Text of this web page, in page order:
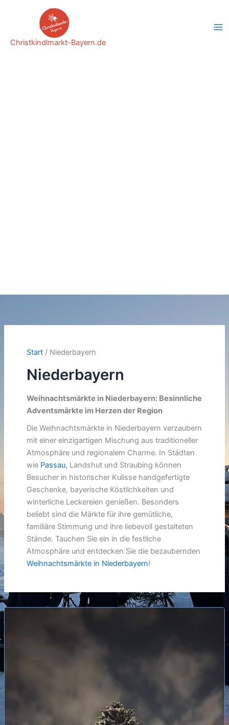
Christkindlmarkt-Bayern.de
Start Niederbayern
Niederbayern
Weihnachtsmärkte in Niederbayern: Besinnliche
Adventsmärkte im Herzen der Region
Die Weihnachtsmärkte in Niederbayern verzaubern
mit einer einzigartigen Mischung aus traditioneller
Atmosphäre und regionalem Charme. In Städten
wie Passau, Landshut und Straubing können
Besucher in historischer Kulisse handgefertigte
Geschenke, bayerische Köstlichkeiten und
winterliche Leckereien genießen. Besonders
beliebt sind die Märkte für ihre gemütliche,
familiäre Stimmung und ihre liebevoll gestalteten
Stände. Tauchen Sie ein in die festliche
Atmosphäre und entdecken Sie die bezaubernden
Weihnachtsmärkte in Niederbayern!